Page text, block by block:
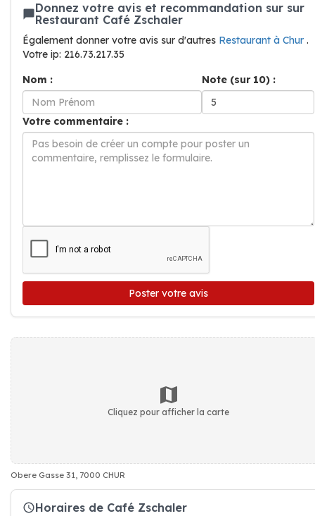
Donnez votre avis et recommandation sur sur
Restaurant Café Zschaler
Également donner votre avis sur d'autres Restaurant à Chur .
Votre ip: 216.73.217.35
Nom :
Note (sur 10) :
Votre commentaire :
Poster votre avis
Cliquez pour afficher la carte
Obere Gasse 31, 7000 CHUR
Horaires de Café Zschaler